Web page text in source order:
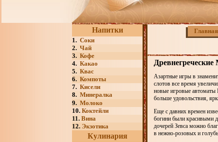
Напитки
1. Соки
2. Чай
3. Кофе
4. Какао
5. Квас
6. Компоты
7. Кисели
8. Минералка
9. Молоко
10. Коктейли
11. Вина
12. Экзотика
Кулинария
Главная
Азартные игры в
слотов все время
новые игровые автоматы
больше удовольствия,
Еще с давних времен
богини были красивыми
дочерей Зевса можно
в нежно-розовых и